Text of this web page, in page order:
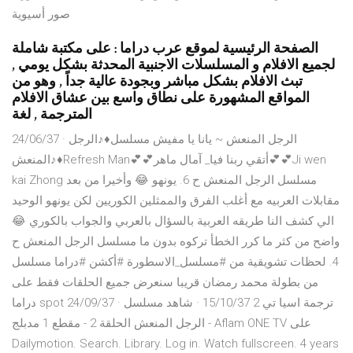
صور أسيوية
الصفحة الرئيسية لموقع عرب دراما : على مكتبة شاملة
لجميع الافلام و المسلسلات الاجنبية المحدثة بشكل يومي ,
تبث الافلام بشكل مباشر وبجودة عالية جداً , وهو من
المواقع المشهورة على نطاق واسع بين عشاق الافلام
المترجمة , لغة
24/06/37 · الرجل المنعش ~ يانا يا مفيش مسلسل♦♪الرجل
المنعش♪♦Refresh Man💕💕أتقي ربنا فيا_ آمال ماهر💕💕Ji wen
kai Zhong مسلسل الرجل المنعش ح 6. يونهو 😂 وأخيرا من بعد
مقابلات العربيه مع أغلب الفرق والممثلين الكوريين لكن يونهو الوحيد
الي كشف النا طريقه العربية بالسؤال بالعربي والجواب بالكوري 😂
واضح من كثر ما كرر الخطأ تركوه بدون ما مسلسل الرجل المنعش ح
4. لحظات تشويقية من #مسلسل_الاسطورة #أكشن #دراما مسلسل
من بطولة محمد رمضان قريبا سنعرض جميع الحلقات فقط على
دراما spot 24/09/37 · ترجمة اسيا تي 2 15/10/37 · شاهد مسلسل
الرجل المنعش الحلقة 2 - مقطع 1 مدبلج - Aflam ONE TV على
Dailymotion. Search. Library. Log in. Watch fullscreen. 4 years